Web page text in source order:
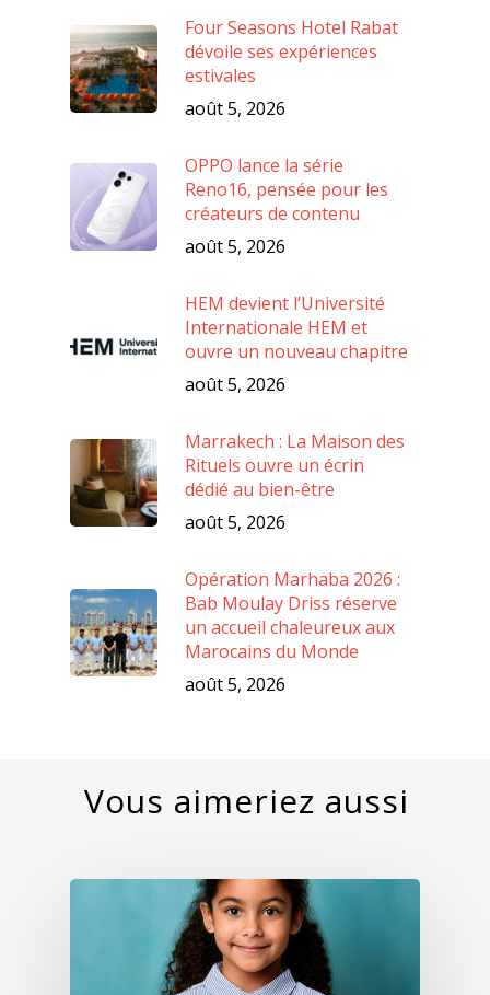
Four Seasons Hotel Rabat
dévoile ses expériences
estivales
août 5, 2026
OPPO lance la série
Reno16, pensée pour les
créateurs de contenu
août 5, 2026
HEM devient l’Université
Internationale HEM et
ouvre un nouveau chapitre
août 5, 2026
Marrakech : La Maison des
Rituels ouvre un écrin
dédié au bien-être
août 5, 2026
Opération Marhaba 2026 :
Bab Moulay Driss réserve
un accueil chaleureux aux
Marocains du Monde
août 5, 2026